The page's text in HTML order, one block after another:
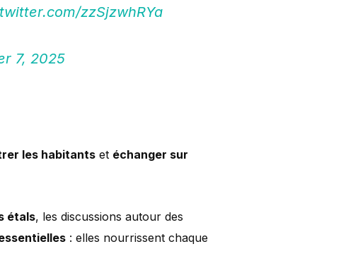
zzSjzwhRYa
7, 2025
les habitants et échanger sur
étals, les discussions autour des
: elles nourrissent chaque